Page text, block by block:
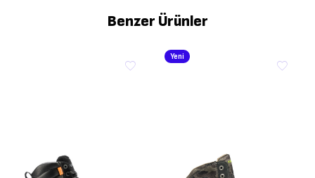
Benzer Ürünler
Yeni